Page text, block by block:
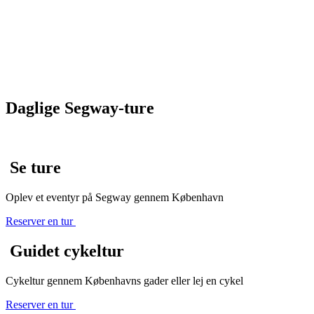
Daglige Segway-ture
Se ture
Oplev et eventyr på Segway gennem København
Reserver en tur
Guidet cykeltur
Cykeltur gennem Københavns gader eller lej en cykel
Reserver en tur